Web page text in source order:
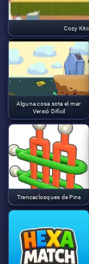
Cozy
Alguna cosa sota el mar:
Versió Difícil
Trencaclosques de Pins